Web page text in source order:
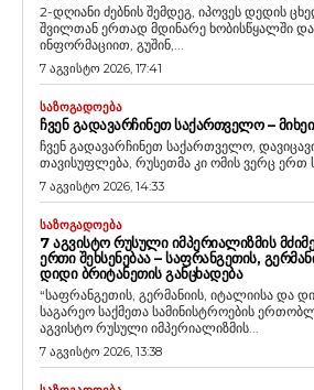
2-დღიანი ძებნის შემდეგ, იპოვეს დედის
შვილთან ერთად მდინარე ხობისწყალში
ინფორმაციით, გუშინ,...
7 აგვისტო 2026, 17:41
ᲡᲐᲖᲝᲒᲐᲓᲝᲔᲑᲐ
ᲩᲕᲔᲜ ᲒᲐᲓᲐᲕᲐᲠᲩᲘᲜᲔᲗ ᲡᲐᲥᲐᲠᲗᲕᲔᲚᲝ –
ჩვენ გადავარჩინეთ საქართველო,
თავისუფლება, რუსეთმა კი ომის ვერც ერთ
7 აგვისტო 2026, 14:33
ᲡᲐᲖᲝᲒᲐᲓᲝᲔᲑᲐ
7 ᲐᲒᲕᲘᲡᲢᲝ ᲠᲣᲡᲣᲚᲘ ᲘᲛᲞᲔᲠᲘᲐᲚᲘᲖᲛᲘᲡ
ᲔᲠᲗᲘ ᲨᲔᲮᲡᲔᲜᲔᲑᲐᲐ – ᲡᲐᲤᲠᲐᲜᲒᲔᲗᲘᲡ,
ᲓᲘᲓᲘ ᲑᲠᲘᲢᲐᲜᲔᲗᲘᲡ ᲒᲐᲜᲪᲮᲐᲓᲔᲑᲐ
“საფრანგეთის, გერმანიის, იტალიისა და
საგარეო საქმეთა სამინისტროების
აგვისტო რუსული იმპერიალიზმის...
7 აგვისტო 2026, 13:38